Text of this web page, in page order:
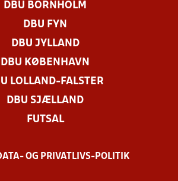
DBU BORNHOLM
DBU FYN
DBU JYLLAND
DBU KØBENHAVN
LOLLAND-FALSTER
DBU SJÆLLAND
FUTSAL
OG PRIVATLIVS-POLITIK